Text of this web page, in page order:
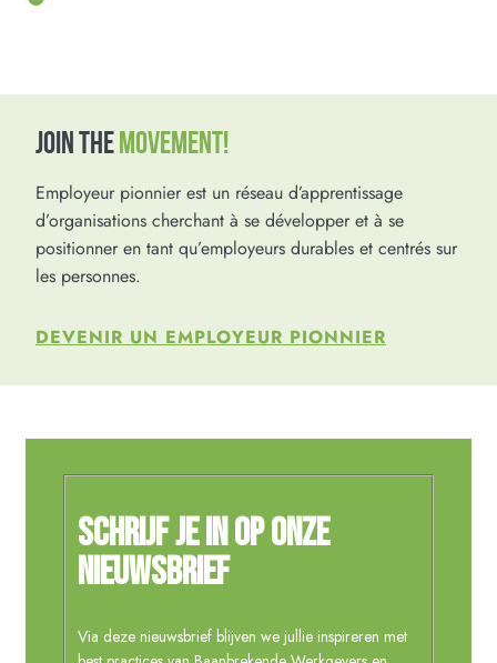
JOIN THEMOVEMENT!
Employeur pionnier est un réseau d’apprentissage
d’organisations cherchant à se développer et à se
positionner en tant qu’employeurs durables et centrés sur
les personnes.
DEVENIR UN EMPLOYEUR PIONNIER